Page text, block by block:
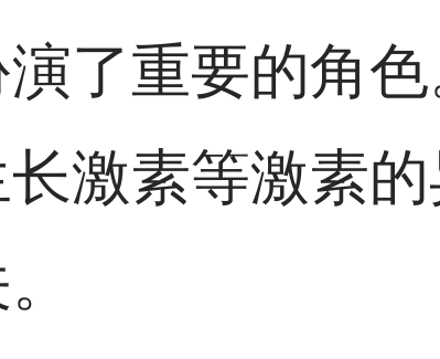
了重要的角
激素等激素